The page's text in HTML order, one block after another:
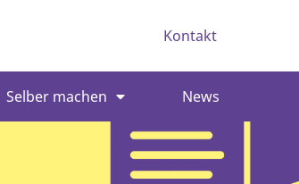
Kontakt
Selber machen News